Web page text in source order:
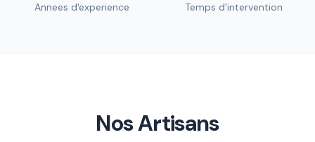
Annees d'experience Temps d'intervention
Nos Artisans